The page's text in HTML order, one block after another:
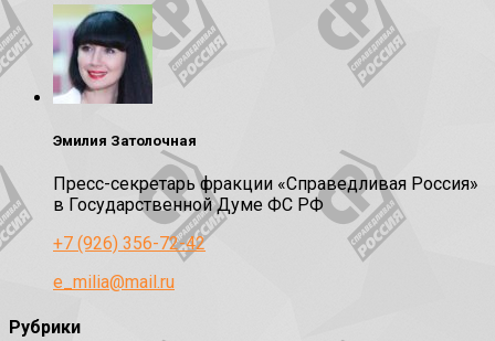
Эмилия Затолочная
Пресс-секретарь фракции «Справедливая Россия»
в Государственной Думе ФС РФ
+7 (926) 356-72-42
e_milia@mail.ru
Рубрики